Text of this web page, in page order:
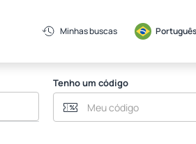
Minhas buscas
Tenho um código